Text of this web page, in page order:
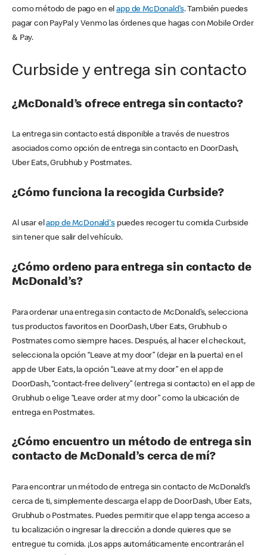
como método de pago en elapp de McDonald’s. También puedes
pagar con PayPal y Venmo las órdenes que hagas con Mobile Order
& Pay.
Curbside y entrega sin contacto
¿McDonald’s ofrece entrega sin contacto?
La entrega sin contacto está disponible a través de nuestros
asociados como opción de entrega sin contacto en DoorDash,
Uber Eats, Grubhub y Postmates.
¿Cómo funciona la recogida Curbside?
Al usar elapp de McDonald'spuedes recoger tu comida Curbside
sin tener que salir del vehículo.
¿Cómo ordeno para entrega sin contacto de
McDonald’s?
Para ordenar una entrega sin contacto de McDonald’s, selecciona
tus productos favoritos en DoorDash, Uber Eats, Grubhub o
Postmates como siempre haces. Después, al hacer el checkout,
selecciona la opción “Leave at my door” (dejar en la puerta) en el
app de Uber Eats, la opción “Leave at my door” en el app de
DoorDash, “contact-free delivery” (entrega si contacto) en el app de
Grubhub o elige “Leave order at my door” como la ubicación de
entrega en Postmates.
¿Cómo encuentro un método de entrega sin
contacto de McDonald’s cerca de mí?
Para encontrar un método de entrega sin contacto de McDonald’s
cerca de ti, simplemente descarga el app de DoorDash, Uber Eats,
Grubhub o Postmates. Puedes permitir que el app tenga acceso a
tu localización o ingresar la dirección a donde quieres que se
entregue tu comida. ¡Los apps automáticamente encontrarán el